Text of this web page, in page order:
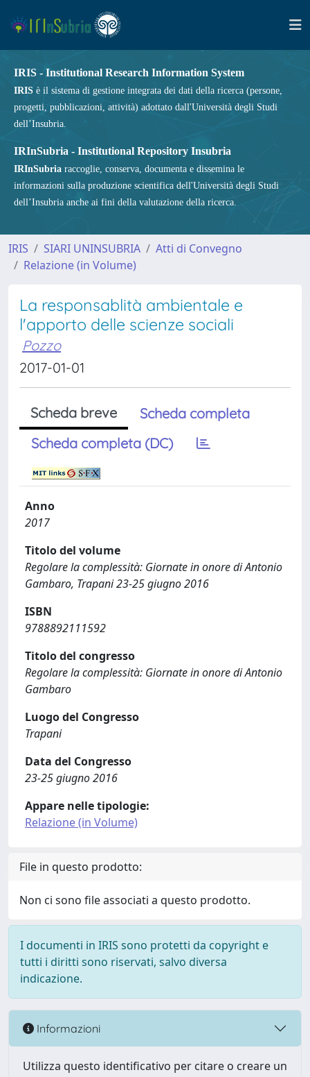
IRIS - Institutional Research Information System
IRIS è il sistema di gestione integrata dei dati della ricerca (persone,
progetti, pubblicazioni, attività) adottato dall'Università degli Studi
dell’Insubria.
IRInSubria - Institutional Repository Insubria
IRInSubria raccoglie, conserva, documenta e dissemina le
informazioni sulla produzione scientifica dell'Università degli Studi
dell’Insubria anche ai fini della valutazione della ricerca.
IRIS SIARI UNINSUBRIA
Atti di Convegno
Relazione (in Volume)
La responsablità ambientale e
l'apporto delle scienze sociali
Pozzo
2017-01-01
Scheda breve
Scheda completa
Scheda completa (DC)
Anno
2017
Titolo del volume
Regolare la complessità: Giornate in onore di Antonio
Gambaro, Trapani 23-25 giugno 2016
ISBN
9788892111592
Titolo del congresso
Regolare la complessità: Giornate in onore di Antonio
Gambaro
Luogo del Congresso
Trapani
Data del Congresso
23-25 giugno 2016
Appare nelle tipologie:
Relazione (in Volume)
File in questo prodotto:
Non ci sono file associati a questo prodotto.
I documenti in IRIS sono protetti da copyright e
tutti i diritti sono riservati, salvo diversa
indicazione.
Informazioni
Utilizza questo identificativo per citare o creare un